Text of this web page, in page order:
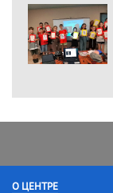
О ЦЕНТРЕ